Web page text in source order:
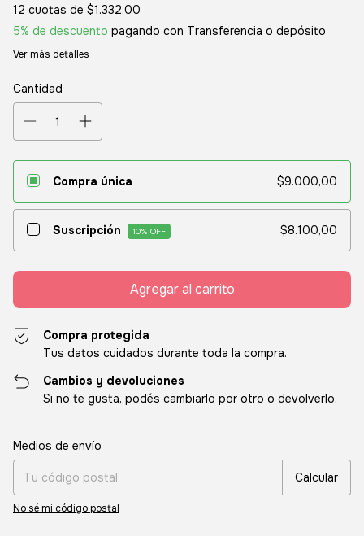
12 cuotas de $1.332,00
5% de descuento pagando con Transferencia o depósito
Ver más detalles
Cantidad
Compra única $9.000,00
Suscripción 10% OFF $8.100,00
Compra protegida
Tus datos cuidados durante toda la compra.
Cambios y devoluciones
Si no te gusta, podés cambiarlo por otro o devolverlo.
Entregas para el CP:
Medios de envío
Calcular
No sé mi código postal